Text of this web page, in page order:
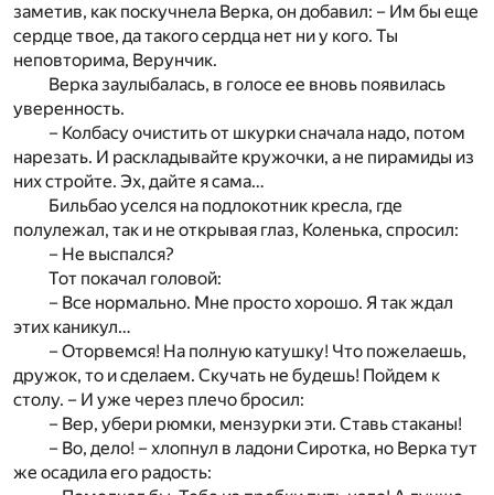
заметив, как поскучнела Верка, он добавил: – Им бы еще
сердце твое, да такого сердца нет ни у кого. Ты
неповторима, Верунчик.
Верка заулыбалась, в голосе ее вновь появилась
уверенность.
– Колбасу очистить от шкурки сначала надо, потом
нарезать. И раскладывайте кружочки, а не пирамиды из
них стройте. Эх, дайте я сама…
Бильбао уселся на подлокотник кресла, где
полулежал, так и не открывая глаз, Коленька, спросил:
– Не выспался?
Тот покачал головой:
– Все нормально. Мне просто хорошо. Я так ждал
этих каникул…
– Оторвемся! На полную катушку! Что пожелаешь,
дружок, то и сделаем. Скучать не будешь! Пойдем к
столу. – И уже через плечо бросил:
– Вер, убери рюмки, мензурки эти. Ставь стаканы!
– Во, дело! – хлопнул в ладони Сиротка, но Верка тут
же осадила его радость: